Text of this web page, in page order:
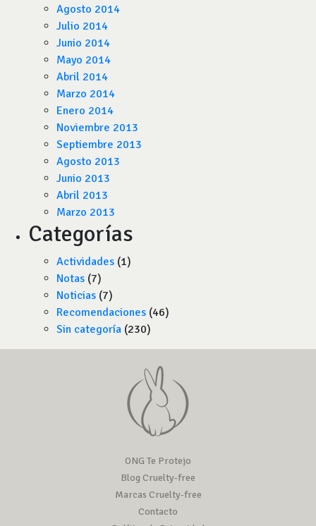
Agosto 2014
Julio 2014
Junio 2014
Mayo 2014
Abril 2014
Marzo 2014
Enero 2014
Noviembre 2013
Septiembre 2013
Agosto 2013
Junio 2013
Abril 2013
Marzo 2013
Categorías
Actividades (1)
Notas (7)
Noticias (7)
Recomendaciones (46)
Sin categoría (230)
ONG Te Protejo
Blog Cruelty-free
Marcas Cruelty-free
Contacto